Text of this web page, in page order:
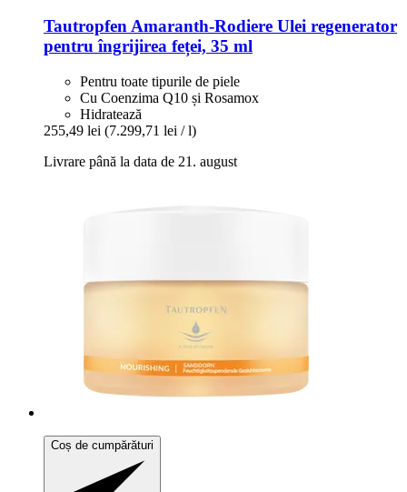
TautropfenAmaranth-​Rodiere Ulei regenerator
pentru îngrijirea feței, 35 ml
Pentru toate tipurile de piele
Cu Coenzima Q10 și Rosamox
Hidratează
255,49 lei (7.299,71 lei / l)
Livrare până la data de 21. august
Coș de cumpărături